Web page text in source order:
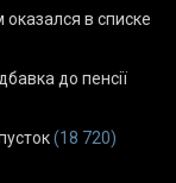
в списке
до пенсії
(18 720)